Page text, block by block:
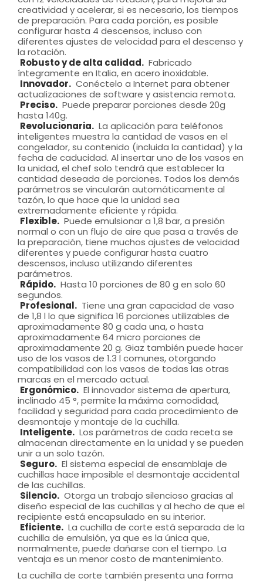
creatividad y acelerar, si es necesario, los tiempos
de preparación. Para cada porción, es posible
configurar hasta 4 descensos, incluso con
diferentes ajustes de velocidad para el descenso y
la rotación.
Robusto y de alta calidad. Fabricado
íntegramente en Italia, en acero inoxidable.
Innovador. Conéctelo a Internet para obtener
actualizaciones de software y asistencia remota.
Preciso. Puede preparar porciones desde 20g
hasta 140g.
Revolucionaria. La aplicación para teléfonos
inteligentes muestra la cantidad de vasos en el
congelador, su contenido (incluida la cantidad) y la
fecha de caducidad. Al insertar uno de los vasos en
la unidad, el chef solo tendrá que establecer la
cantidad deseada de porciones. Todos los demás
parámetros se vincularán automáticamente al
tazón, lo que hace que la unidad sea
extremadamente eficiente y rápida.
Flexible. Puede emulsionar a 1,8 bar, a presión
normal o con un flujo de aire que pasa a través de
la preparación, tiene muchos ajustes de velocidad
diferentes y puede configurar hasta cuatro
descensos, incluso utilizando diferentes
parámetros.
Rápido. Hasta 10 porciones de 80 g en solo 60
segundos.
Profesional. Tiene una gran capacidad de vaso
de 1,8 l lo que significa 16 porciones utilizables de
aproximadamente 80 g cada una, o hasta
aproximadamente 64 micro porciones de
aproximadamente 20 g. Giaz también puede hacer
uso de los vasos de 1.3 l comunes, otorgando
compatibilidad con los vasos de todas las otras
marcas en el mercado actual.
Ergonómico. El innovador sistema de apertura,
inclinado 45 °, permite la máxima comodidad,
facilidad y seguridad para cada procedimiento de
desmontaje y montaje de la cuchilla.
Inteligente. Los parámetros de cada receta se
almacenan directamente en la unidad y se pueden
unir a un solo tazón.
Seguro. El sistema especial de ensamblaje de
cuchillas hace imposible el desmontaje accidental
de las cuchillas.
Silencio. Otorga un trabajo silencioso gracias al
diseño especial de las cuchillas y al hecho de que el
recipiente está encapsulado en su interior.
Eficiente. La cuchilla de corte está separada de la
cuchilla de emulsión, ya que es la única que,
normalmente, puede dañarse con el tiempo. La
ventaja es un menor costo de mantenimiento.
La cuchilla de corte también presenta una forma